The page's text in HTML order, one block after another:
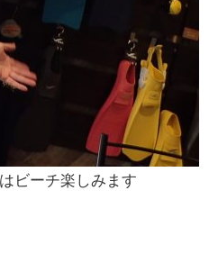
ビーチ楽しみます